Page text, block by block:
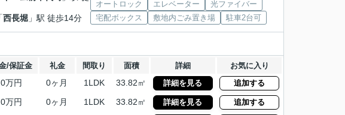
西長堀 」駅 徒歩14分
オートロック エレベーター
光ファイバー
宅配ボックス
敷地内ごみ置き場 駐車2台可
/保証金 礼金 間取り 面積 詳細 お気に入り
0万円 0ヶ月 1LDK 33.82㎡ 詳細を見る 追加する
0万円 0ヶ月 1LDK 33.82㎡ 詳細を見る 追加する